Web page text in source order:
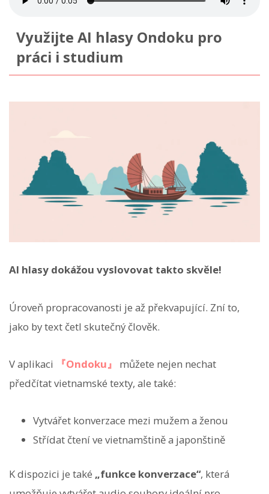
Využijte AI hlasy Ondoku pro
práci i studium
AI hlasy dokážou vyslovovat takto skvěle!
Úroveň propracovanosti je až překvapující. Zní to,
jako by text četl skutečný člověk.
V aplikaci 『Ondoku』
můžete nejen nechat
předčítat vietnamské texty, ale také:
Vytvářet konverzace mezi mužem a ženou
Střídat čtení ve vietnamštině a japonštině
K dispozici je také „funkce konverzace“, která